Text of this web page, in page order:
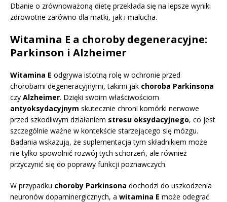
Dbanie o zrównoważoną dietę przekłada się na lepsze wyniki
zdrowotne zarówno dla matki, jak i malucha.
Witamina E a choroby degeneracyjne:
Parkinson i Alzheimer
Witamina E odgrywa istotną rolę w ochronie przed
chorobami degeneracyjnymi, takimi jak choroba Parkinsona
czy Alzheimer. Dzięki swoim właściwościom
antyoksydacyjnym skutecznie chroni komórki nerwowe
przed szkodliwym działaniem stresu oksydacyjnego, co jest
szczególnie ważne w kontekście starzejącego się mózgu.
Badania wskazują, że suplementacja tym składnikiem może
nie tylko spowolnić rozwój tych schorzeń, ale również
przyczynić się do poprawy funkcji poznawczych.
W przypadku choroby Parkinsona dochodzi do uszkodzenia
neuronów dopaminergicznych, a witamina E może odegrać